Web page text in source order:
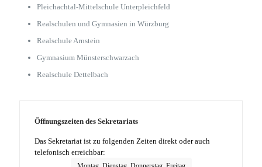
Pleichachtal-Mittelschule Unterpleichfeld
Realschulen und Gymnasien in Würzburg
Realschule Arnstein
Gymnasium Münsterschwarzach
Realschule Dettelbach
Öffnungszeiten des Sekretariats
Das Sekretariat ist zu folgenden Zeiten direkt oder auch
telefonisch erreichbar: